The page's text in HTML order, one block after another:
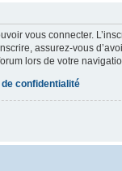
vous connecter.
assurez-vous
lors de votre
de confidentialité